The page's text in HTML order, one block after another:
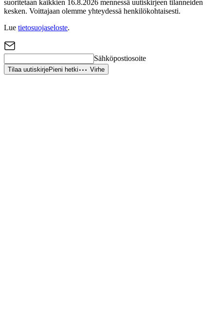
suoritetaan kaikkien 16.8.2026 mennessä uutiskirjeen tilanneiden
kesken. Voittajaan olemme yhteydessä henkilökohtaisesti.
Lue tietosuojaseloste.
Sähköpostiosoite
Tilaa uutiskirjePieni hetki Virhe